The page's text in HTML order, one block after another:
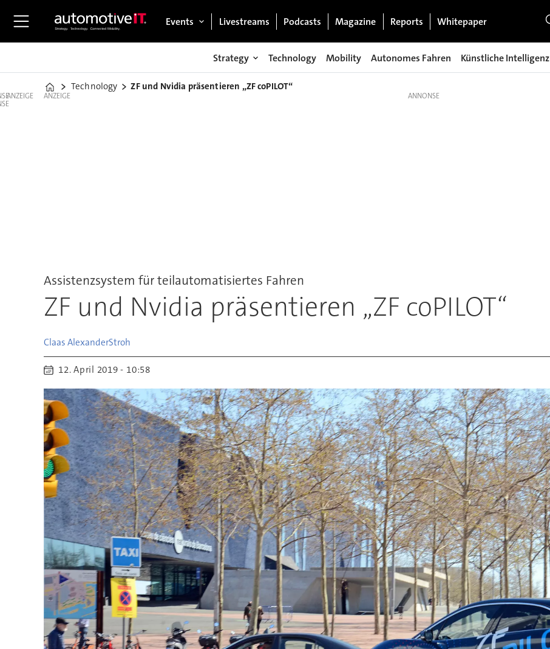
Events Livestreams Podcasts Magazine Reports Whitepaper
Strategy Technology Mobility Autonomes Fahren Künstliche Intelligenz
Home
Technology ZF und Nvidia präsentieren „ZF coPILOT“
ANZEIGE ANZEIGE
Assistenzsystem für teilautomatisiertes Fahren
ZF und Nvidia präsentieren „ZF coPILOT“
Claas AlexanderStroh
12. April 2019 - 10:58